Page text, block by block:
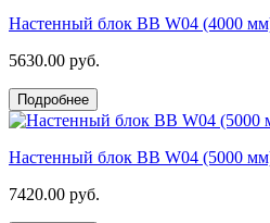
Настенный блок BB W04 (4000
5630.00 руб.
Подробнее
Настенный блок BB W04 (5000
7420.00 руб.